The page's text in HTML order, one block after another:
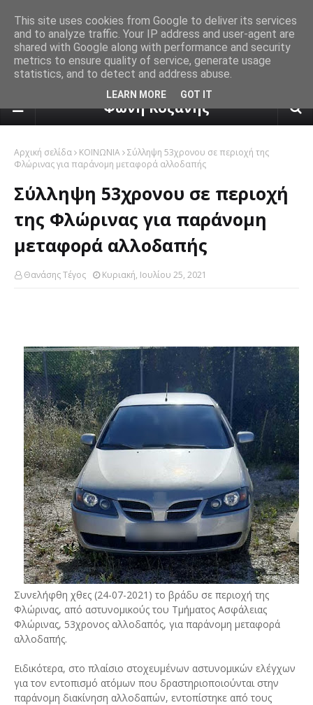
πρόγνωση καιρού από το
Φωνή Κοζάνης
Αρχική σελίδα ΚΟΙΝΩΝΙΑ Σύλληψη 53χρονου σε περιοχή της
Φλώρινας για παράνομη μεταφορά αλλοδαπής
Σύλληψη 53χρονου σε περιοχή
της Φλώρινας για παράνομη
μεταφορά αλλοδαπής
Θανάσης Τέγος Κυριακή, Ιουλίου 25, 2021
Συνελήφθη χθες (24-07-2021) το βράδυ σε περιοχή της
Φλώρινας, από αστυνομικούς του Τμήματος Ασφάλειας
Φλώρινας, 53χρονος αλλοδαπός, για παράνομη μεταφορά
αλλοδαπής.
Ειδικότερα, στο πλαίσιο στοχευμένων αστυνομικών ελέγχων
για τον εντοπισμό ατόμων που δραστηριοποιούνται στην
παράνομη διακίνηση αλλοδαπών, εντοπίστηκε από τους
This site uses cookies from Google to deliver its services
and to analyze traffic. Your IP address and user-agent are
shared with Google along with performance and security
metrics to ensure quality of service, generate usage
statistics, and to detect and address abuse.
LEARN MORE GOT IT